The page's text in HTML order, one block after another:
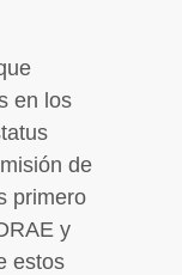
en los
de
primero
y
estos